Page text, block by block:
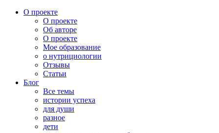
О проекте
О проекте
Об авторе
О проекте
Мое образование
о нутрициологии
Отзывы
Статьи
Блог
Все темы
истории успеха
для души
разное
дети